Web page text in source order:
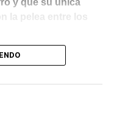
9 de Julio y
el drenaje del
en barrio
la pelea entre los
resolvió desestimar
contravención de
Contravencional.